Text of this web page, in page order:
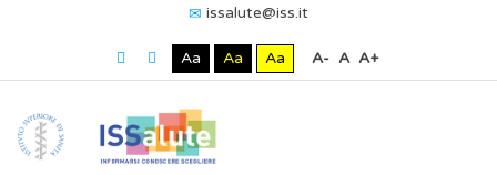
issalute@iss.it
Aa Aa Aa A- A A+